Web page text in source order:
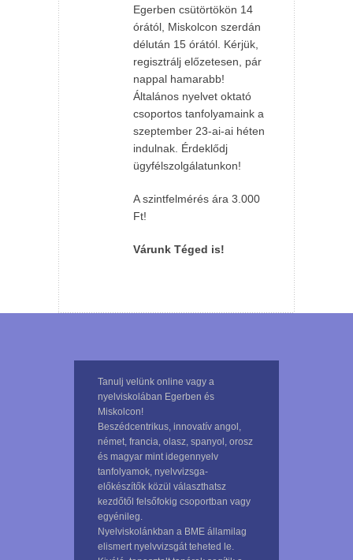
Egerben csütörtökön 14
órától, Miskolcon szerdán
délután 15 órától. Kérjük,
regisztrálj előzetesen, pár
nappal hamarabb!
Általános nyelvet oktató
csoportos tanfolyamaink a
szeptember 23-ai-ai héten
indulnak. Érdeklődj
ügyfélszolgálatunkon!
A szintfelmérés ára 3.000
Ft!
Várunk Téged is!
Tanulj velünk online vagy a
nyelviskolában Egerben és
Miskolcon!
Beszédcentrikus, innovatív angol,
német, francia, olasz, spanyol, orosz
és magyar mint idegennyelv
tanfolyamok, nyelvvizsga-
előkészítők közül választhatsz
kezdőtől felsőfokig csoportban vagy
egyénileg.
Nyelviskolánkban a BME államilag
elismert nyelvvizsgát teheted le.